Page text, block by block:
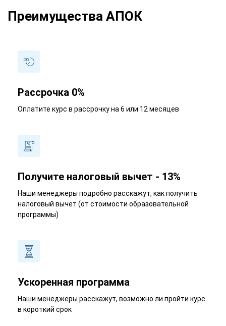
Преимущества АПОК
Рассрочка 0%
Оплатите курс в рассрочку на 6 или 12 месяцев
Получите налоговый вычет - 13%
Наши менеджеры подробно расскажут, как получить
налоговый вычет (от стоимости образовательной
программы)
Ускоренная программа
Наши менеджеры расскажут, возможно ли пройти курс
в короткий срок